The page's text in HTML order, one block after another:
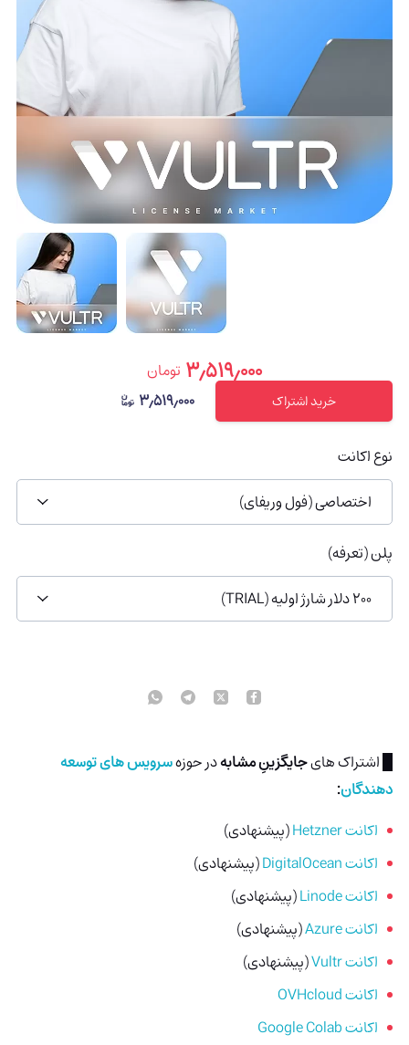
۳٫۵۱۹٫۰۰۰ تومان
خرید اشتراک ۳٫۵۱۹٫۰۰۰
نوع اکانت
اختصاصی (فول وریفای)
پلن (تعرفه)
200 دلار شارژ اولیه (TRIAL)
█ اشتراک هایجایگزینِ مشابهدر حوزهسرویس های توسعه
دهندگان:
اکانت Hetzner
(پیشنهادی)
اکانت DigitalOcean
(پیشنهادی)
اکانت Linode
(پیشنهادی)
اکانت Azure
(پیشنهادی)
اکانت Vultr
(پیشنهادی)
اکانت OVHcloud
اکانت Google Colab